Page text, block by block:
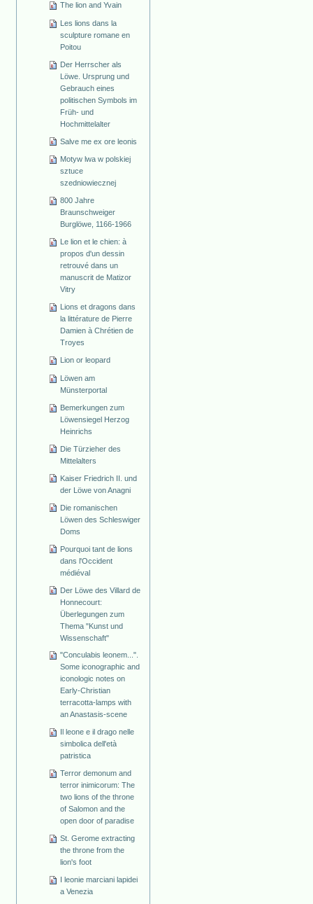
The lion and Yvain
Les lions dans la
sculpture romane en
Poitou
Der Herrscher als
Löwe. Ursprung und
Gebrauch eines
politischen Symbols im
Früh- und
Hochmittelalter
Salve me ex ore leonis
Motyw lwa w polskiej
sztuce
szedniowiecznej
800 Jahre
Braunschweiger
Burglöwe, 1166-1966
Le lion et le chien: à
propos d'un dessin
retrouvé dans un
manuscrit de Matizor
Vitry
Lions et dragons dans
la littérature de Pierre
Damien à Chrétien de
Troyes
Lion or leopard
Löwen am
Münsterportal
Bemerkungen zum
Löwensiegel Herzog
Heinrichs
Die Türzieher des
Mittelalters
Kaiser Friedrich II. und
der Löwe von Anagni
Die romanischen
Löwen des Schleswiger
Doms
Pourquoi tant de lions
dans l'Occident
médiéval
Der Löwe des Villard de
Honnecourt:
Überlegungen zum
Thema "Kunst und
Wissenschaft"
"Conculabis leonem...".
Some iconographic and
iconologic notes on
Early-Christian
terracotta-lamps with
an Anastasis-scene
Il leone e il drago nelle
simbolica dell'età
patristica
Terror demonum and
terror inimicorum: The
two lions of the throne
of Salomon and the
open door of paradise
St. Gerome extracting
the throne from the
lion's foot
I leonie marciani lapidei
a Venezia